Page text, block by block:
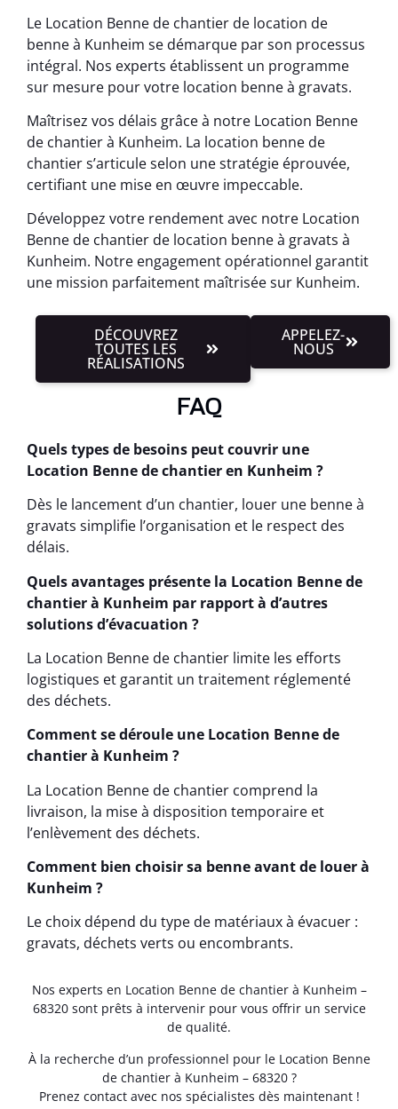
Le Location Benne de chantier de location de
benne à Kunheim se démarque par son processus
intégral. Nos experts établissent un programme
sur mesure pour votre location benne à gravats.
Maîtrisez vos délais grâce à notre Location Benne
de chantier à Kunheim. La location benne de
chantier s’articule selon une stratégie éprouvée,
certifiant une mise en œuvre impeccable.
Développez votre rendement avec notre Location
Benne de chantier de location benne à gravats à
Kunheim. Notre engagement opérationnel garantit
une mission parfaitement maîtrisée sur Kunheim.
DÉCOUVREZ
TOUTES LES
RÉALISATIONS
APPELEZ-
NOUS
FAQ
Quels types de besoins peut couvrir une
Location Benne de chantier en Kunheim ?
Dès le lancement d’un chantier, louer une benne à
gravats simplifie l’organisation et le respect des
délais.
Quels avantages présente la Location Benne de
chantier à Kunheim par rapport à d’autres
solutions d’évacuation ?
La Location Benne de chantier limite les efforts
logistiques et garantit un traitement réglementé
des déchets.
Comment se déroule une Location Benne de
chantier à Kunheim ?
La Location Benne de chantier comprend la
livraison, la mise à disposition temporaire et
l’enlèvement des déchets.
Comment bien choisir sa benne avant de louer à
Kunheim ?
Le choix dépend du type de matériaux à évacuer :
gravats, déchets verts ou encombrants.
Nos experts en Location Benne de chantier à Kunheim –
68320 sont prêts à intervenir pour vous offrir un service
de qualité.
À la recherche d’un professionnel pour le Location Benne
de chantier à Kunheim – 68320 ?
Prenez contact avec nos spécialistes dès maintenant !